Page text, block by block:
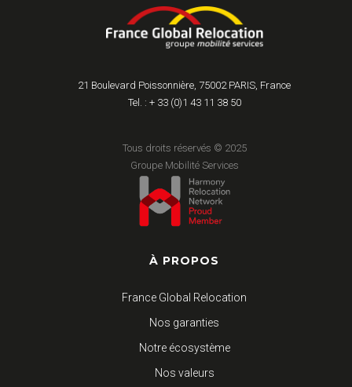
21 Boulevard Poissonnière, 75002 PARIS, France
Tel. : + 33 (0)1 43 11 38 50
Tous droits réservés © 2025
Groupe Mobilité Services
À PROPOS
France Global Relocation
Nos garanties
Notre écosystème
Nos valeurs